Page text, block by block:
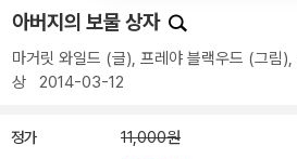
아버지의 보물 상자
마거릿 와일드 (글), 프레야 블랙우드 (그림),
상 2014-03-12
정가 11,000원